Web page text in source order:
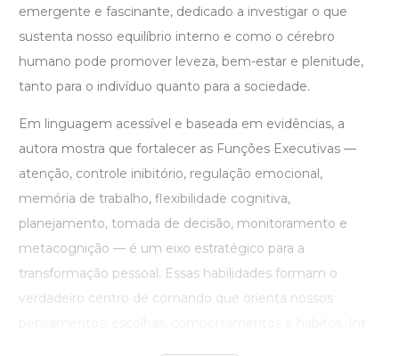
emergente e fascinante, dedicado a investigar o que
sustenta nosso equilíbrio interno e como o cérebro
humano pode promover leveza, bem-estar e plenitude,
tanto para o indivíduo quanto para a sociedade.
Em linguagem acessível e baseada em evidências, a
autora mostra que fortalecer as Funções Executivas —
atenção, controle inibitório, regulação emocional,
memória de trabalho, flexibilidade cognitiva,
planejamento, tomada de decisão, monitoramento e
metacognição — é um eixo estratégico para a
transformação pessoal. Essas habilidades formam o
verdadeiro centro de comando que orienta nossos